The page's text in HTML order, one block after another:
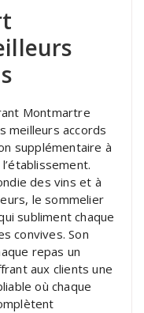
Montmartre
meilleurs accords
supplémentaire à
des vins et à
le sommelier
subliment chaque
convives. Son
repas un
aux clients une
où chaque